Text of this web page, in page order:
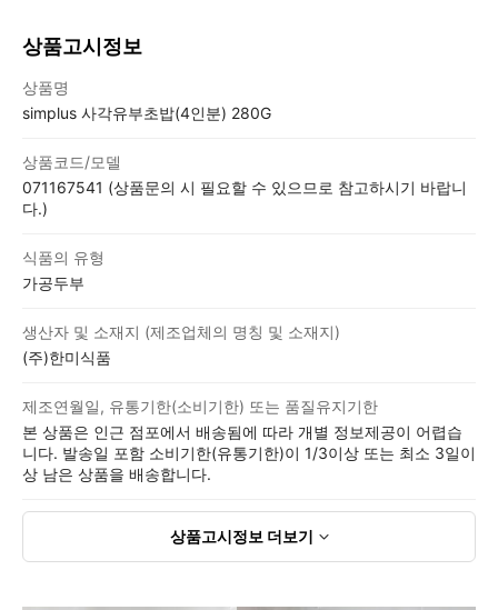
상품고시정보
상품명
simplus 사각유부초밥(4인분) 280G
상품코드/모델
071167541 (상품문의 시 필요할 수 있으므로 참고하시기 바랍니
다.)
식품의 유형
가공두부
생산자 및 소재지 (제조업체의 명칭 및 소재지)
(주)한미식품
제조연월일, 유통기한(소비기한) 또는 품질유지기한
본 상품은 인근 점포에서 배송됨에 따라 개별 정보제공이 어렵습
니다. 발송일 포함 소비기한(유통기한)이 1/3이상 또는 최소 3일이
상 남은 상품을 배송합니다.
상품고시정보 더보기